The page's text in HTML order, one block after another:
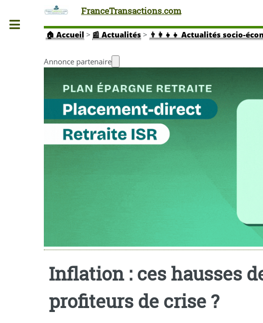
FranceTransactions.com
🏠 Accueil > 📰 Actualités > 👨‍👩‍👧‍👧 Actualités socio-
Annonce partenaire
Inflation : ces hausses
profiteurs de crise ?
Toggle